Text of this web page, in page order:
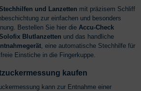
und Lanzetten mit präzisem Schliff
zur einfachen und besonders
Bestellen Sie hier die Accu-Check
Blutlanzetten und das handliche
, eine automatische Stechhilfe für
Einstiche in die Fingerkuppe.
kaufen
kann zur Entnahme einer